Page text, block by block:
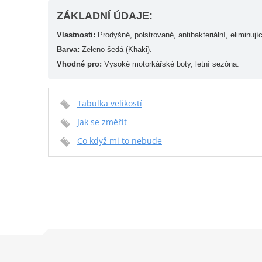
ZÁKLADNÍ ÚDAJE:
Vlastnosti: Prodyšné, polstrované, antibakteriální,
Barva: Zeleno-šedá (Khaki).
Vhodné pro: Vysoké motorkářské boty, letní sezóna.
Tabulka velikostí
Jak se změřit
Co když mi to nebude